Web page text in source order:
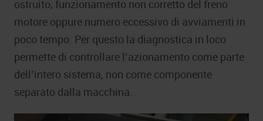
ostruito, funzionamento non corretto del freno
motore oppure numero eccessivo di avviamenti in
poco tempo. Per questo la diagnostica in loco
permette di controllare l’azionamento come parte
dell’intero sistema, non come componente
separato dalla macchina.